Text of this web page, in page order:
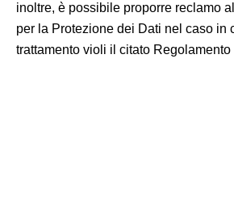
inoltre, è possibile proporre reclamo
per la Protezione dei Dati nel caso in
trattamento violi il citato Regolamento